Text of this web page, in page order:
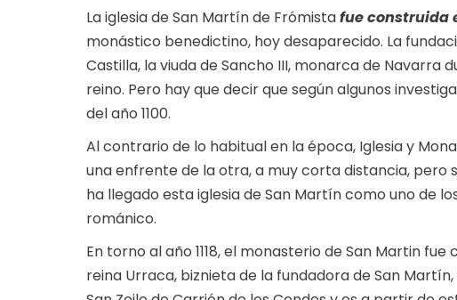
La iglesia de San Martín de Frómistafue construida
monástico benedictino, hoy desaparecido. La
Castilla, la viuda de Sancho III, monarca de
reino. Pero hay que decir que según algunos
del año 1100.
Al contrario de lo habitual en la época, Iglesia y
una enfrente de la otra, a muy corta distancia, pero
ha llegado esta iglesia de San Martín como uno de
románico.
En torno al año 1118, el monasterio de San Martin
reina Urraca, biznieta de la fundadora de San